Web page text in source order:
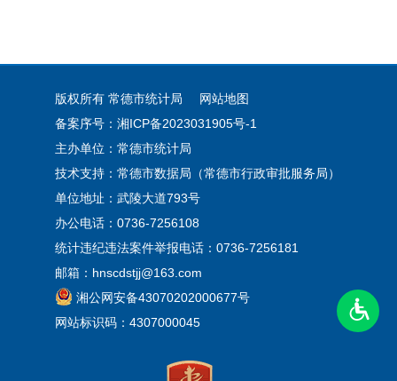
版权所有 常德市统计局
网站地图
备案序号：湘ICP备2023031905号-1
主办单位：常德市统计局
技术支持：常德市数据局（常德市行政审批服务局）
单位地址：武陵大道793号
办公电话：0736-7256108
统计违纪违法案件举报电话：0736-7256181
邮箱：hnscdstjj@163.com
湘公网安备43070202000677号
网站标识码：4307000045